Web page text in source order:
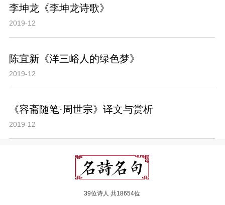
李坤龙《李坤龙诗歌》
2019-12
陈宜新《洋三峪人的绿色梦》
2019-12
《容斋随笔·周世宗》译文与赏析
2019-12
39位诗人 共18654位